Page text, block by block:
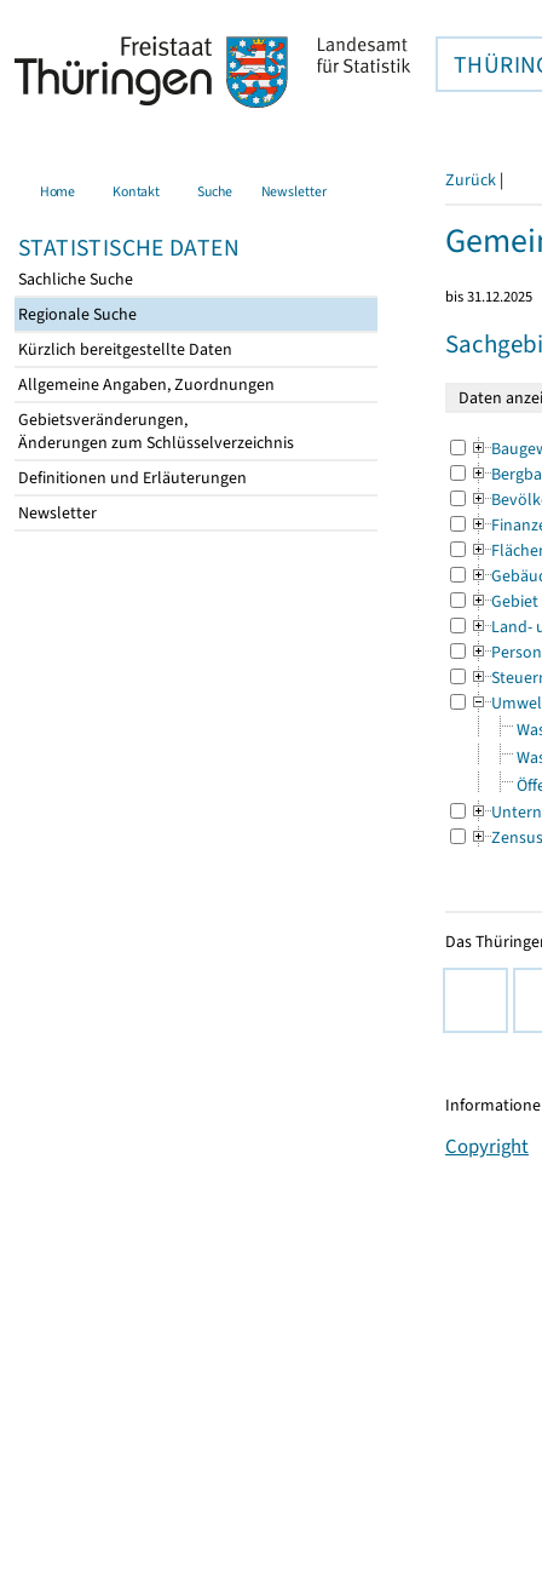
Home Kontakt Suche Newsletter
STATISTISCHE DATEN
Sachliche Suche
Regionale Suche
Kürzlich bereitgestellte Daten
Allgemeine Angaben, Zuordnungen
Gebietsveränderungen,
Änderungen zum Schlüsselverzeichnis
Definitionen und Erläuterungen
Newsletter
Zurück |
bis 31.12.2025
Gebiet
Land-
Zensus
Das
Copyright